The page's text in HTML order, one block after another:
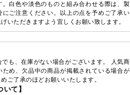
。白色や淡色のものと組み合わせる際は、製
にご注意ください。以上の点を予めご了承い
いただきますよう宜しくお願い致します。
でも、在庫がない場合がございます。 人気商
ため、欠品中の商品が掲載されている場合が
ご了承のほどお願いいたします。
いて】